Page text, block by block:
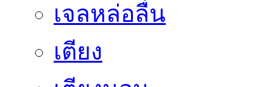
เจลหล่อลื่น
เตียง